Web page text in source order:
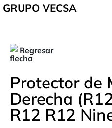
GRUPO VECSA
Regresar
Protector de
Derecha
R12 R12